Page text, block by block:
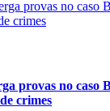
provas no caso
crimes